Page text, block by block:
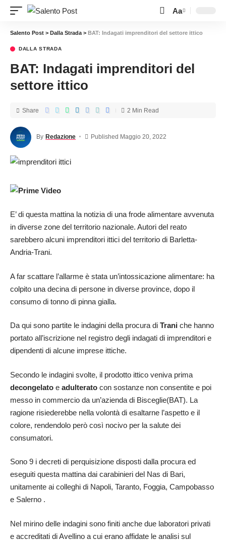
Aa
Salento Post > Dalla Strada > BAT: Indagati imprenditori del settore ittico
DALLA STRADA
BAT: Indagati imprenditori del
settore ittico
By Redazione Published Maggio 20, 2022
Share 2 Min Read
E’ di questa mattina la notizia di una frode alimentare avvenuta
in diverse zone del territorio nazionale. Autori del reato
sarebbero alcuni imprenditori ittici del territorio di Barletta-
Andria-Trani.
A far scattare l’allarme è stata un’intossicazione alimentare: ha
colpito una decina di persone in diverse province, dopo il
consumo di tonno di pinna gialla.
Da qui sono partite le indagini della procura di Trani che hanno
portato all’iscrizione nel registro degli indagati di imprenditori e
dipendenti di alcune imprese ittiche.
Secondo le indagini svolte, il prodotto ittico veniva prima
decongelato e adulterato con sostanze non consentite e poi
messo in commercio da un’azienda di Bisceglie(BAT). La
ragione risiederebbe nella volontà di esaltarne l’aspetto e il
colore, rendendolo però così nocivo per la salute dei
consumatori.
Sono 9 i decreti di perquisizione disposti dalla procura ed
eseguiti questa mattina dai carabinieri del Nas di Bari,
unitamente ai colleghi di Napoli, Taranto, Foggia, Campobasso
e Salerno .
Nel mirino delle indagini sono finiti anche due laboratori privati
e accreditati di Avellino a cui erano affidate le analisi sul